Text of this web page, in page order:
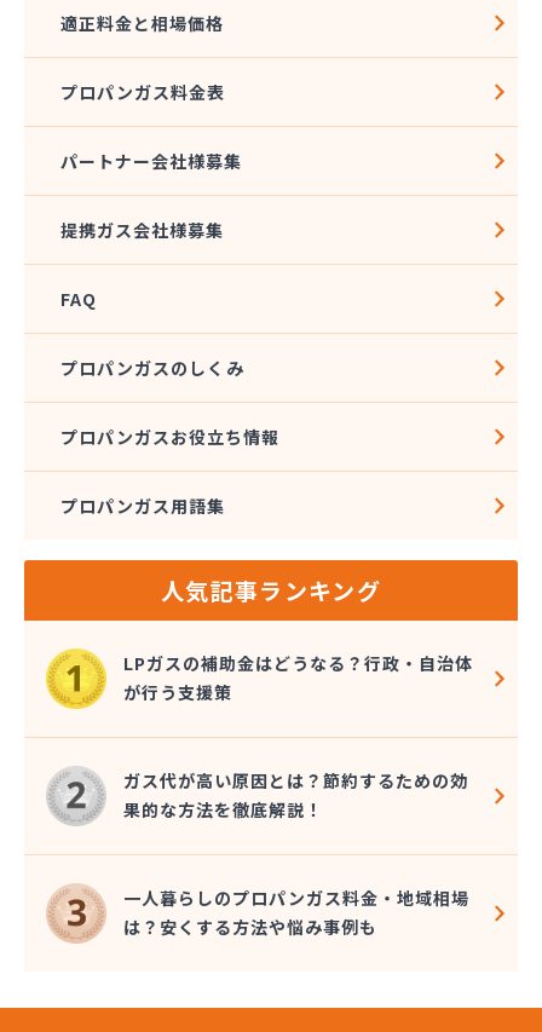
株式会社小野里商店 佐野営業所
株式会社瀬尾本店
株式会社西城
株式会社石沢商店 プロパンガス充填所オートスタ
株式会社石澤商店 宇都宮営業所
株式会社島田
株式会社東親エルピーガス配送センター
株式会社藤田液化燃料
株式会社福冨
株式会社平松総合企画 プロパンガス部
株式会社別井商店
関彰商事株式会社 真岡LPガスセンター
岩谷産業株式会社 宇都宮支店
鬼怒川プロパン
吉澤保全株式会社倉庫
橋本産業株式会社
近嵐商事有限会社
金子商事有限会社
桑原商店
郡司燃料店
慶野燃料店
戸恒燃料店
戸村商店
五味田商店
江連燃料株式会社
適正料金と相場価格
プロパンガス料金表
パートナー会社様募集
提携ガス会社様募集
FAQ
プロパンガスのしくみ
プロパンガスお役立ち情報
プロパンガス用語集
人気記事ランキング
LPガスの補助金はどうなる？行政・自治体
が行う支援策
ガス代が高い原因とは？節約するための効
果的な方法を徹底解説！
一人暮らしのプロパンガス料金・地域相場
は？安くする方法や悩み事例も